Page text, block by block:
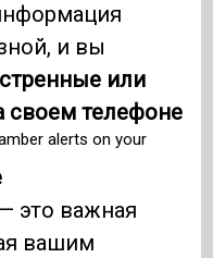
и вы
или
телефоне
alerts on your
— это важная
вашим